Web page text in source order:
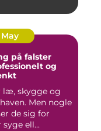
May
på falster
og
læ, skygge og
Men nogle
de sig for
ell...